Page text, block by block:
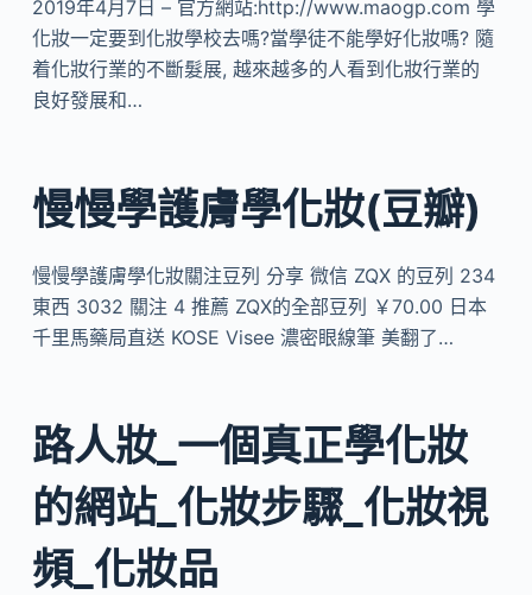
2019年4月7日 – 官方網站:http://www.maogp.com 學
化妝一定要到化妝學校去嗎?當學徒不能學好化妝嗎? 隨
着化妝行業的不斷髮展, 越來越多的人看到化妝行業的
良好發展和…
慢慢學護膚學化妝(豆瓣)
慢慢學護膚學化妝關注豆列 分享 微信 ZQX 的豆列 234
東西 3032 關注 4 推薦 ZQX的全部豆列 ￥70.00 日本
千里馬藥局直送 KOSE Visee 濃密眼線筆 美翻了…
路人妝_一個真正學化妝
的網站_化妝步驟_化妝視
頻_化妝品